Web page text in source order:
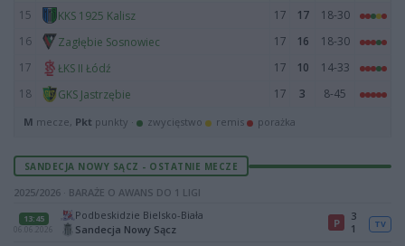
15
KKS 1925 Kalisz 17 17
18-30
16
Zagłębie Sosnowiec 17 16
18-30
17
ŁKS II Łódź 17 10
14-33
18
GKS Jastrzębie 17 3 8-45
M mecze, Pkt punkty · zwycięstwo remis porażka
SANDECJA NOWY SĄCZ - OSTATNIE MECZE
2025/2026 · BARAŻE O AWANS DO 1 LIGI
13:45
06.06.2026
Podbeskidzie Bielsko-Biała
Sandecja Nowy Sącz
P
3
1
TV